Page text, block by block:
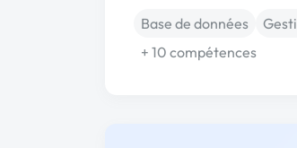
Base de données
+ 10 compétences